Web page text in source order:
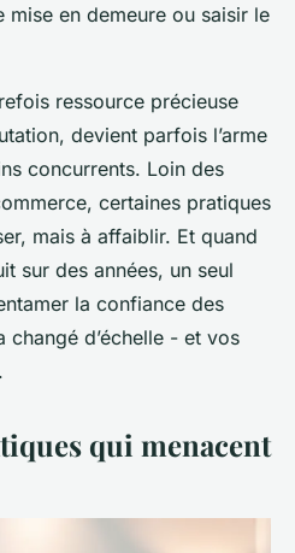
mise en demeure ou saisir le
ressource précieuse
devient parfois l’arme
concurrents. Loin des
certaines pratiques
mais à affaiblir. Et quand
sur des années, un seul
la confiance des
changé d’échelle - et vos
qui menacent